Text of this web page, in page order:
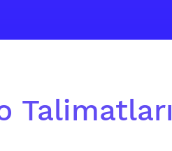
Talimatları